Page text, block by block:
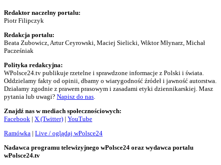
Redaktor naczelny portalu:
Piotr Filipczyk
Redakcja portalu:
Beata Zubowicz, Artur Ceyrowski, Maciej Sielicki, Wiktor Młynarz, Michał
Pacześniak
Polityka redakcyjna:
WPolsce24.tv publikuje rzetelne i sprawdzone informacje z Polski i świata.
Oddzielamy fakty od opinii, dbamy o wiarygodność źródeł i jawność autorstwa.
Działamy zgodnie z prawem prasowym i zasadami etyki dziennikarskiej. Masz
pytania lub uwagi? Napisz do nas
Znajdź nas w mediach społecznościowych:
Facebook | X (Twitter) | YouTube
Ramówka | Live / oglądaj wPolsce24
Nadawca programu telewizyjnego wPolsce24 oraz wydawca portalu
wPolsce24.tv